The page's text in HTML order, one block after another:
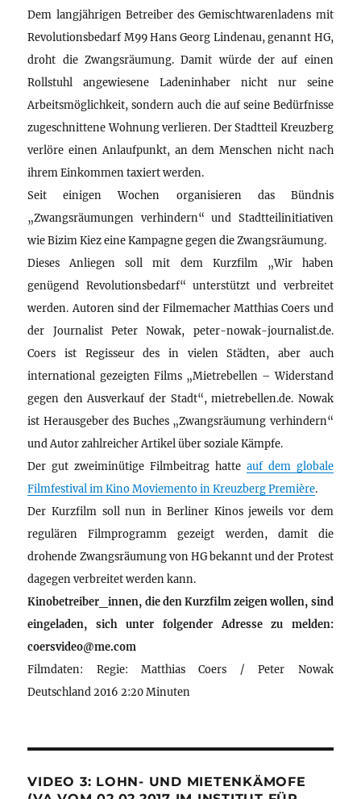
Dem langjährigen Betreiber des Gemischtwarenladens mit
Revolutionsbedarf M99 Hans Georg Lindenau, genannt HG,
droht die Zwangsräumung. Damit würde der auf einen
Rollstuhl angewiesene Ladeninhaber nicht nur seine
Arbeitsmöglichkeit, sondern auch die auf seine Bedürfnisse
zugeschnittene Wohnung verlieren. Der Stadtteil Kreuzberg
verlöre einen Anlaufpunkt, an dem Menschen nicht nach
ihrem Einkommen taxiert werden.
Seit einigen Wochen organisieren das Bündnis
„Zwangsräumungen verhindern“ und Stadtteilinitiativen
wie Bizim Kiez eine Kampagne gegen die Zwangsräumung.
Dieses Anliegen soll mit dem Kurzfilm „Wir haben
genügend Revolutionsbedarf“ unterstützt und verbreitet
werden. Autoren sind der Filmemacher Matthias Coers und
der Journalist Peter Nowak, peter-nowak-journalist.de.
Coers ist Regisseur des in vielen Städten, aber auch
international gezeigten Films „Mietrebellen – Widerstand
gegen den Ausverkauf der Stadt“, mietrebellen.de. Nowak
ist Herausgeber des Buches „Zwangsräumung verhindern“
und Autor zahlreicher Artikel über soziale Kämpfe.
Der gut zweiminütige Filmbeitrag hatte auf dem globale
Filmfestival im Kino Moviemento in Kreuzberg Première.
Der Kurzfilm soll nun in Berliner Kinos jeweils vor dem
regulären Filmprogramm gezeigt werden, damit die
drohende Zwangsräumung von HG bekannt und der Protest
dagegen verbreitet werden kann.
Kinobetreiber_innen, die den Kurzfilm zeigen wollen, sind
eingeladen, sich unter folgender Adresse zu melden:
coersvideo@me.com
Filmdaten: Regie: Matthias Coers / Peter Nowak
Deutschland 2016 2:20 Minuten
VIDEO 3: LOHN- UND MIETENKÄMOFE